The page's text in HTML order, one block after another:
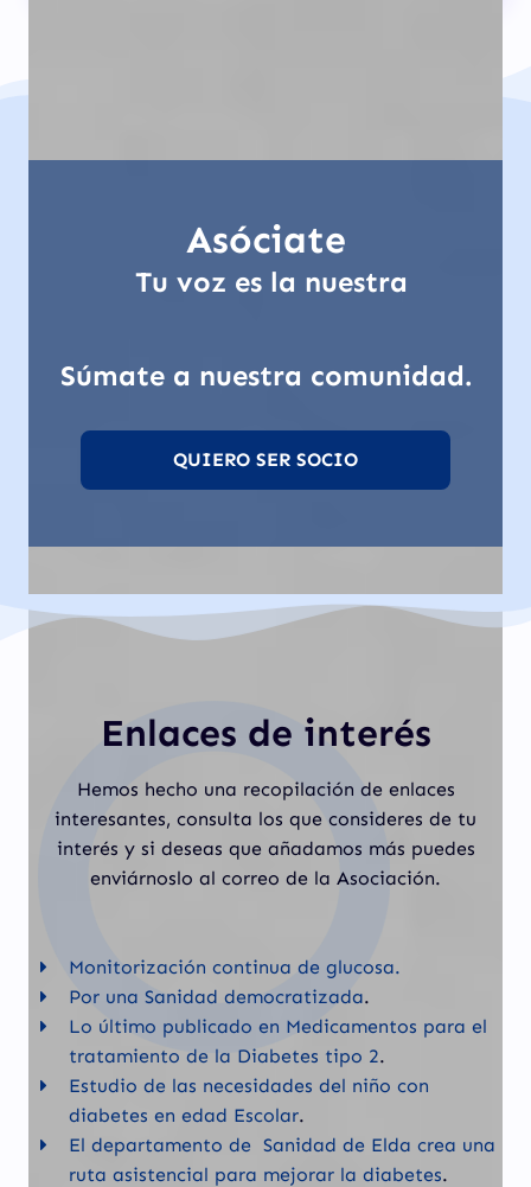
Asóciate
Tu voz es la nuestra
Súmate a nuestra comunidad.
QUIERO SER SOCIO
Enlaces de interés
Hemos hecho una recopilación de enlaces
interesantes, consulta los que consideres de tu
interés y si deseas que añadamos más puedes
enviárnoslo al correo de la Asociación.
Monitorización continua de glucosa.
Por una Sanidad democratizada.
Lo último publicado en Medicamentos para el
tratamiento de la Diabetes tipo 2.
Estudio de las necesidades del niño con
diabetes en edad Escolar.
El departamento de Sanidad de Elda crea una
ruta asistencial para mejorar la diabetes.